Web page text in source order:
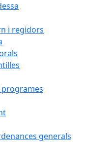
i regidors
programes
generals